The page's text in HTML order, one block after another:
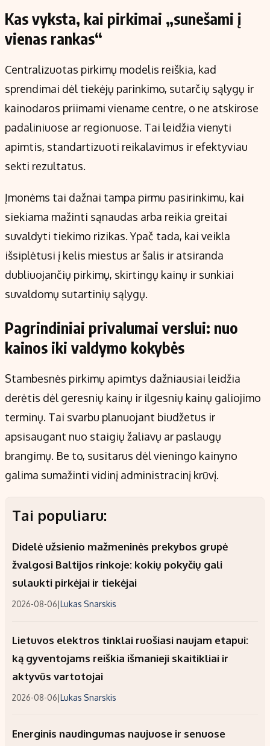
Kas vyksta, kai pirkimai „sunešami į
vienas rankas“
Centralizuotas pirkimų modelis reiškia, kad
sprendimai dėl tiekėjų parinkimo, sutarčių sąlygų ir
kainodaros priimami viename centre, o ne atskirose
padaliniuose ar regionuose. Tai leidžia vienyti
apimtis, standartizuoti reikalavimus ir efektyviau
sekti rezultatus.
Įmonėms tai dažnai tampa pirmu pasirinkimu, kai
siekiama mažinti sąnaudas arba reikia greitai
suvaldyti tiekimo rizikas. Ypač tada, kai veikla
išsiplėtusi į kelis miestus ar šalis ir atsiranda
dubliuojančių pirkimų, skirtingų kainų ir sunkiai
suvaldomų sutartinių sąlygų.
Pagrindiniai privalumai verslui: nuo
kainos iki valdymo kokybės
Stambesnės pirkimų apimtys dažniausiai leidžia
derėtis dėl geresnių kainų ir ilgesnių kainų galiojimo
terminų. Tai svarbu planuojant biudžetus ir
apsisaugant nuo staigių žaliavų ar paslaugų
brangimų. Be to, susitarus dėl vieningo kainyno
galima sumažinti vidinį administracinį krūvį.
Tai populiaru:
Didelė užsienio mažmeninės prekybos grupė
žvalgosi Baltijos rinkoje: kokių pokyčių gali
sulaukti pirkėjai ir tiekėjai
2026-08-06|Lukas Snarskis
Lietuvos elektros tinklai ruošiasi naujam etapui:
ką gyventojams reiškia išmanieji skaitikliai ir
aktyvūs vartotojai
2026-08-06|Lukas Snarskis
Energinis naudingumas naujuose ir senuose